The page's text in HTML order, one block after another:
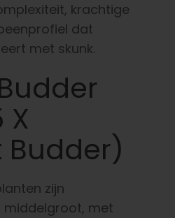
krachtige
dat
met skunk.
X
Budder)
zijn
middelgroot, met